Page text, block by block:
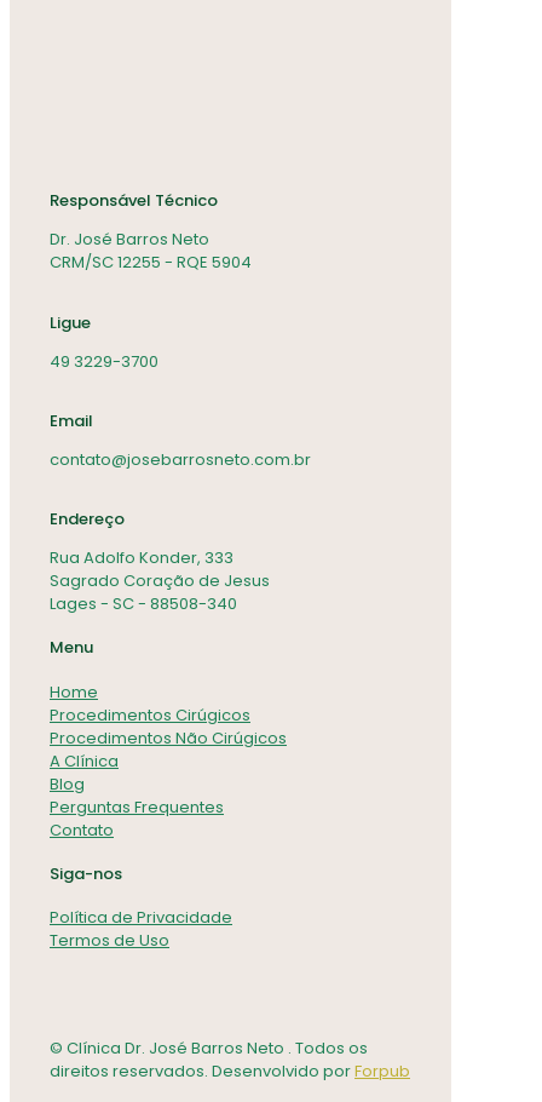
Responsável Técnico
Dr. José Barros Neto
CRM/SC 12255 - RQE 5904
Ligue
49 3229-3700
Email
contato@josebarrosneto.com.br
Endereço
Rua Adolfo Konder, 333
Sagrado Coração de Jesus
Lages - SC - 88508-340
Menu
Home
Procedimentos Cirúgicos
Procedimentos Não Cirúgicos
A Clínica
Blog
Perguntas Frequentes
Contato
Siga-nos
Política de Privacidade
Termos de Uso
© Clínica Dr. José Barros Neto . Todos os
direitos reservados. Desenvolvido porForpub